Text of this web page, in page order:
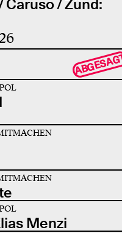
Caruso / Zünd:
Menzi